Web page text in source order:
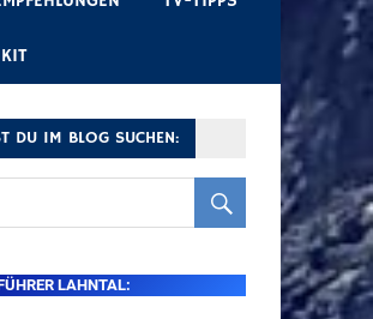
DU IM BLOG SUCHEN:
LAHNTAL: